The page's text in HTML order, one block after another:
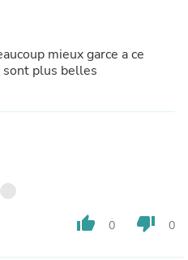
mieux garce a ce
plus belles
thumb_up 0 thumb_down 0